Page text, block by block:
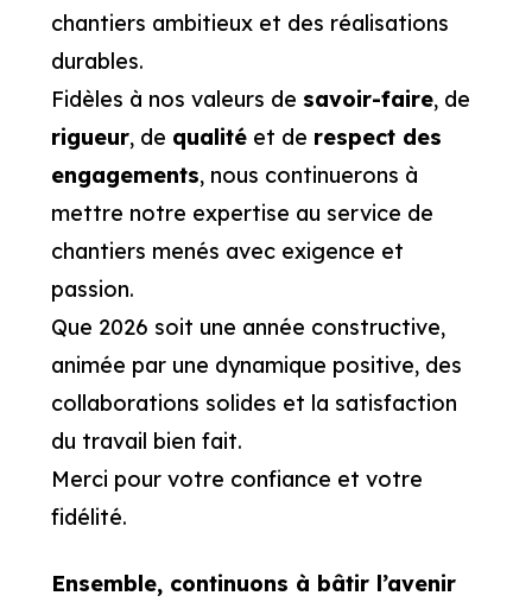
chantiers ambitieux et des réalisations
durables.
Fidèles à nos valeurs de savoir-faire, de
rigueur, de qualitéet de respect des
engagements, nous continuerons à
mettre notre expertise au service de
chantiers menés avec exigence et
passion.
Que 2026 soit une année constructive,
animée par une dynamique positive, des
collaborations solides et la satisfaction
du travail bien fait.
Merci pour votre confiance et votre
fidélité.
Ensemble, continuons à bâtir l’avenir